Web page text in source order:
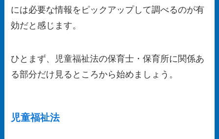
には必要な情報をピックアップして調べるのが有
効だと感じます。
ひとまず、児童福祉法の保育士・保育所に関係あ
る部分だけ見るところから始めましょう。
児童福祉法